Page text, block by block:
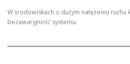
W środowiskach o dużym natężeniu
bezawaryjność systemu.